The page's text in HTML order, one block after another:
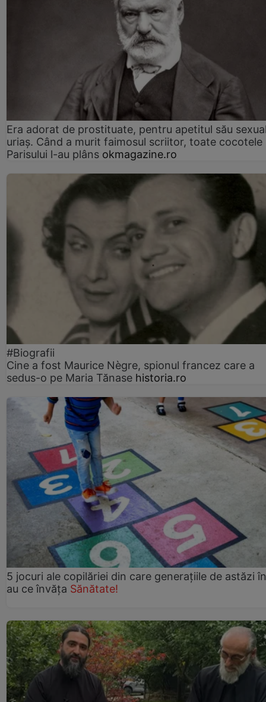
Era adorat de prostituate, pentru apetitul său
uriaș. Când a murit faimosul scriitor, toate cocotele
Parisului l-au plâns okmagazine.ro
#Biografii
Cine a fost Maurice Nègre, spionul francez care a
sedus-o pe Maria Tănase historia.ro
5 jocuri ale copilăriei din care generațiile de astăzi
au ce învăța Sănătate!